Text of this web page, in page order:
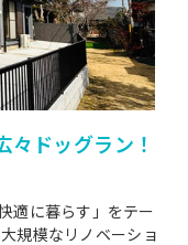
々ドッグラン！
適に暮らす」をテー
規模なリノベーショ